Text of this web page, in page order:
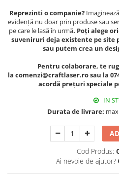
Maramures
Oradea
Sibiu
Palate si Curti Domnesti
Curtea Domneasca, Targoviste
Palatul Alexandru Ioan Cuza,
Palatul Culturii Iasi
Colectia "Belle Epoque"
Colectia "Visit Romania"
Colectia medievala
Colectia Vintage
Reprezinti o companie?
evidență nu doar prin produse sau
pe care le lasă în urmă. Poți alege
suveniruri deja existente pe site
sau putem crea un
Pentru colaborare, te
la comenzi@craftlaser.ro sau la
acordă prețuri speciale
IN
Durata de livrare:
Cod Produs:
Ai nevoie de ajutor?